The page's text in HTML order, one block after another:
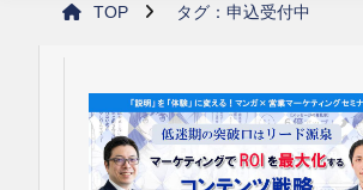
TOP タグ：申込受付中